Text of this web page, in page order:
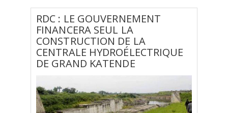
SÉLECTIONNEZ UN DOSSIER
SELECTIONNEZ UNE SECTION
SÉLECTIONNEZ UNE CATÉGORIE
SÉLECTIONNEZ UN/DES PAYS
RDC : LE GOUVERNEMENT
FINANCERA SEUL LA
CONSTRUCTION DE LA
CENTRALE HYDROÉLECTRIQUE
DE GRAND KATENDE